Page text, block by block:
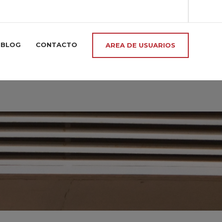
BLOG CONTACTO AREA DE USUARIOS